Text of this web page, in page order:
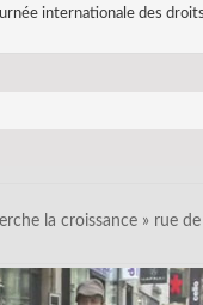
internationale des
la croissance » rue de